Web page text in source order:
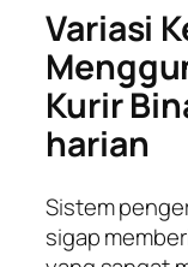
Variasi
Kurir
harian
Sistem
sigap